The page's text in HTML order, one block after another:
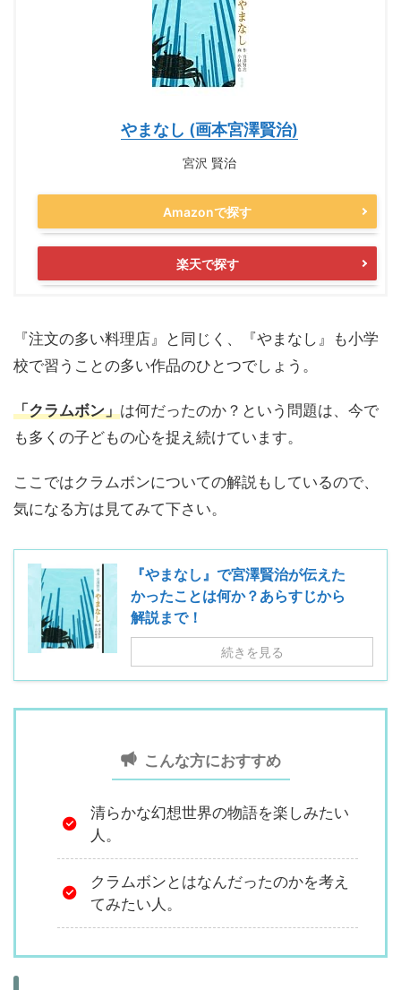
やまなし (画本宮澤賢治)
宮沢 賢治
Amazonで探す
楽天で探す
『注文の多い料理店』と同じく、『やまなし』も小学
校で習うことの多い作品のひとつでしょう。
「クラムボン」は何だったのか？という問題は、今で
も多くの子どもの心を捉え続けています。
ここではクラムボンについての解説もしているので、
気になる方は見てみて下さい。
『やまなし』で宮澤賢治が伝えた
かったことは何か？あらすじから
解説まで！
続きを見る
こんな方におすすめ
清らかな幻想世界の物語を楽しみたい
人。
クラムボンとはなんだったのかを考え
てみたい人。